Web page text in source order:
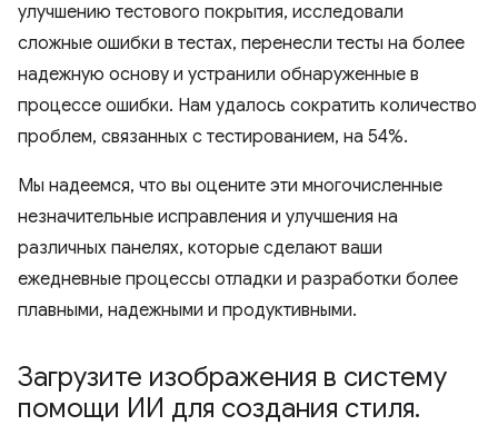
улучшению тестового покрытия, исследовали
сложные ошибки в тестах, перенесли тесты на более
надежную основу и устранили обнаруженные в
процессе ошибки. Нам удалось сократить количество
проблем, связанных с тестированием, на 54%.
Мы надеемся, что вы оцените эти многочисленные
незначительные исправления и улучшения на
различных панелях, которые сделают ваши
ежедневные процессы отладки и разработки более
плавными, надежными и продуктивными.
Загрузите изображения в систему
помощи ИИ для создания стиля.